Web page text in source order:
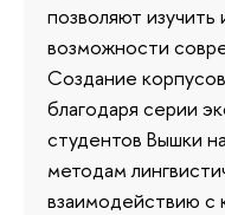
позволяют
возможности
Создание
благодаря серии
студентов Вышки
методам
взаимодействию с